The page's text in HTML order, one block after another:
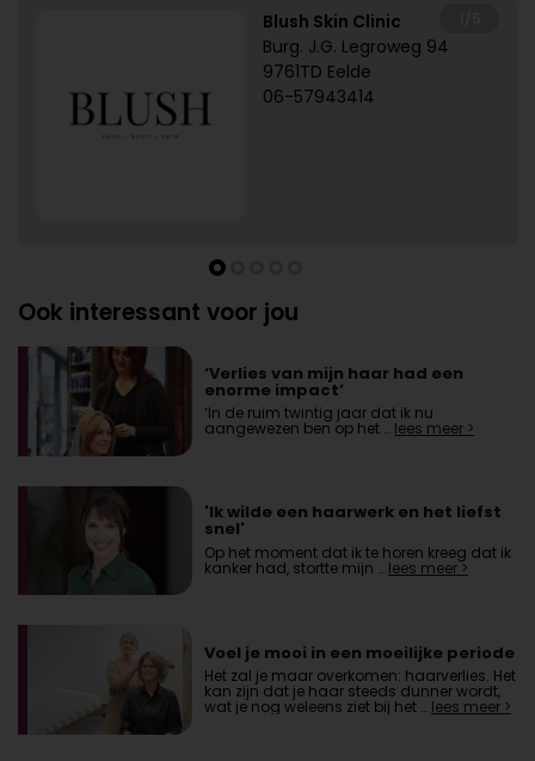
Blush Skin Clinic
Burg. J.G. Legroweg 94
9761TD Eelde
06-57943414
Ook interessant voor jou
‘Verlies van mijn haar had een
enorme impact’
‘In de ruim twintig jaar dat ik nu
aangewezen ben op het … lees meer >
'Ik wilde een haarwerk en het liefst
snel'
Op het moment dat ik te horen kreeg dat ik
kanker had, stortte mijn … lees meer >
Voel je mooi in een moeilijke periode
Het zal je maar overkomen: haarverlies. Het
kan zijn dat je haar steeds dunner wordt,
wat je nog weleens ziet bij het … lees meer >